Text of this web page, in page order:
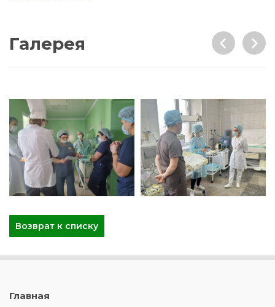
Галерея
Возврат к списку
Главная